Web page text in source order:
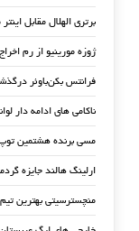
برتری الهلال مقابل
ژوزه مورینیو از رم
فرانتس بکن‌باوئر
ناکامی های ادامه دار
مسی برنده هشتمین
ارلینگ هالند جایزه
منچسترسیتی بهترین تیم